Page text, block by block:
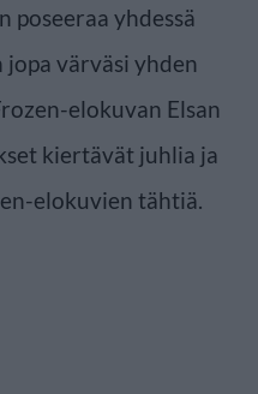
poseeraa yhdessä
jopa värväsi yhden
elokuvan Elsan
kiertävät juhlia ja
elokuvien tähtiä.